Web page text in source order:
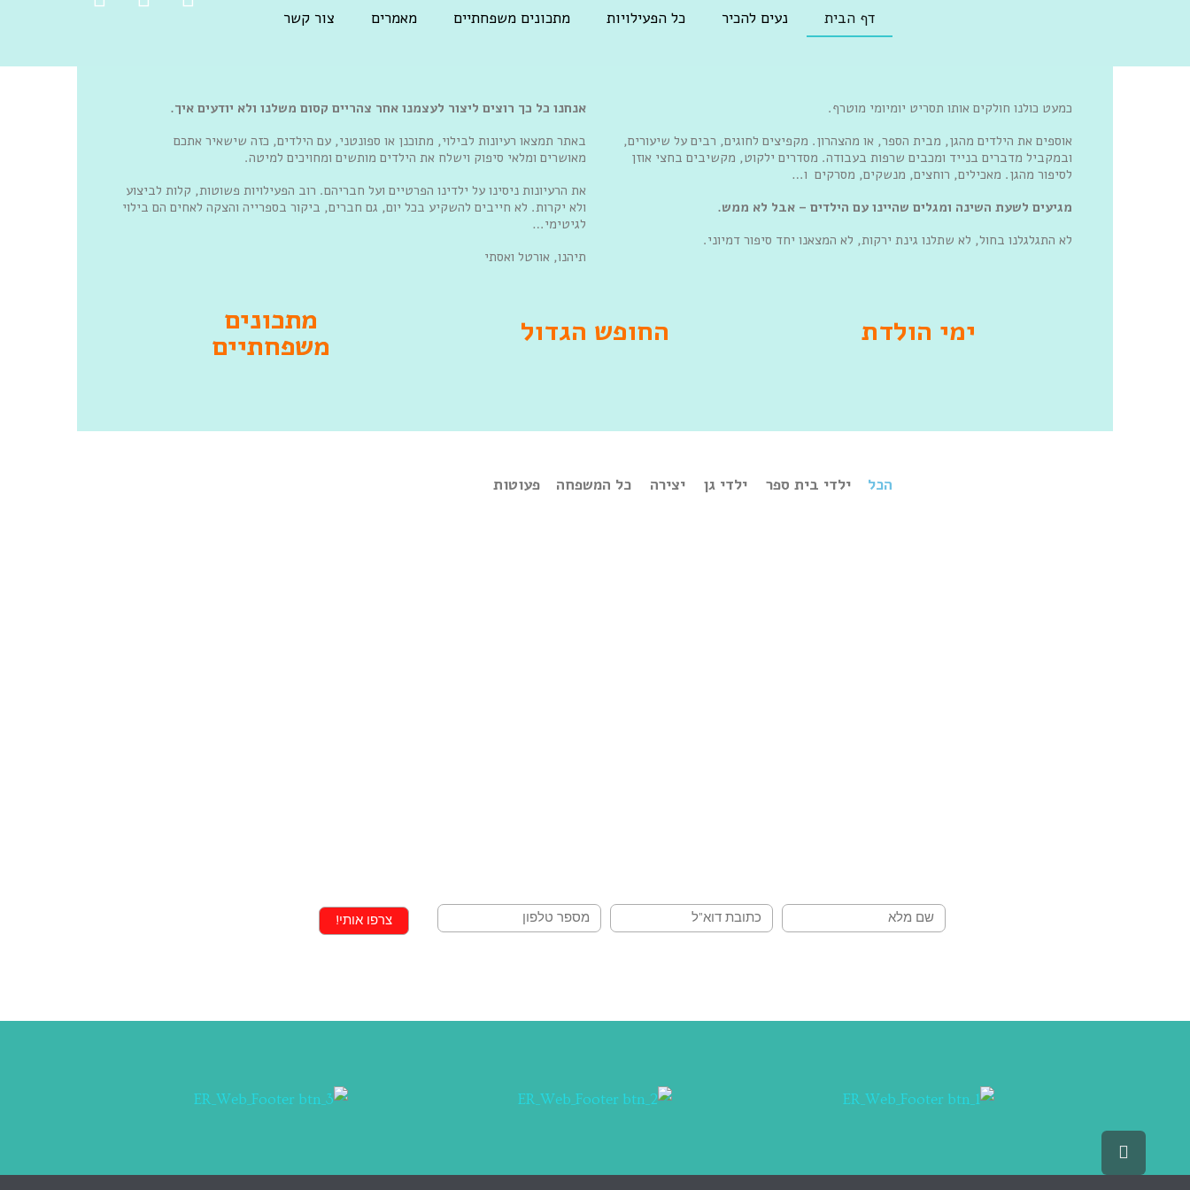
דף הבית נעים להכיר כל הפעילויות מתכונים משפחתיים מאמרים צור קשר
כמעט כולנו חולקים אותו תסריט יומיומי מוטרף.
אוספים את הילדים מהגן, מבית הספר, או מהצהרון. מקפיצים לחוגים, רבים על שיעורים,
ובמקביל מדברים בנייד ומכבים שרפות בעבודה. מסדרים ילקוט, מקשיבים בחצי אוזן
לסיפור מהגן. מאכילים, רוחצים, מנשקים, מסרקים ו…
מגיעים לשעת השינה ומגלים שהיינו עם הילדים – אבל לא ממש.
לא התגלגלנו בחול, לא שתלנו גינת ירקות, לא המצאנו יחד סיפור דמיוני.
אנחנו כל כך רוצים ליצור לעצמנו אחר צהריים קסום משלנו ולא יודעים איך.
באתר תמצאו רעיונות לבילוי, מתוכנן או ספונטני, עם הילדים, כזה שישאיר אתכם
מאושרים ומלאי סיפוק וישלח את הילדים מותשים ומחויכים למיטה.
את הרעיונות ניסינו על ילדינו הפרטיים ועל חבריהם. רוב הפעילויות פשוטות, קלות לביצוע
ולא יקרות. לא חייבים להשקיע בכל יום, גם חברים, ביקור בספרייה והצקה לאחים הם בילוי
לגיטימי…
תיהנו, אורטל ואסתי
ימי הולדת החופש הגדול מתכונים
משפחתיים
הכל ילדי בית ספר ילדי גן יצירה כל המשפחה פעוטות
שם מייל טלפון
צרפו אותי!
לראש